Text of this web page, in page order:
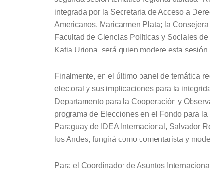
integrada por la Secretaria de Acceso a
Americanos, Maricarmen Plata; la
Facultad de Ciencias Políticas y Sociales
Katia Uriona, será quien modere esta sesión.
Finalmente, en el último panel de temática
electoral y sus implicaciones para la
Departamento para la Cooperación y
programa de Elecciones en el Fondo para
Paraguay de IDEA Internacional, Salvador
los Andes, fungirá como comentarista y
Para el Coordinador de Asuntos